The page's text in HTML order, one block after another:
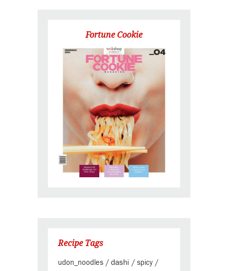
Fortune Cookie
Recipe Tags
udon_noodles / dashi / spicy /